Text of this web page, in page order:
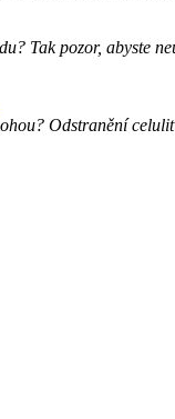
Tak pozor, abyste
Odstranění